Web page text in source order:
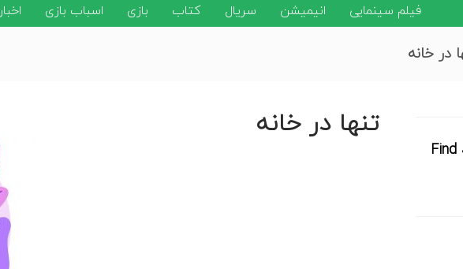
فیلم سینمایی انیمیشن سریال کتاب بازی اسباب بازی اخبار
در خانه
Find
تنها در خانه